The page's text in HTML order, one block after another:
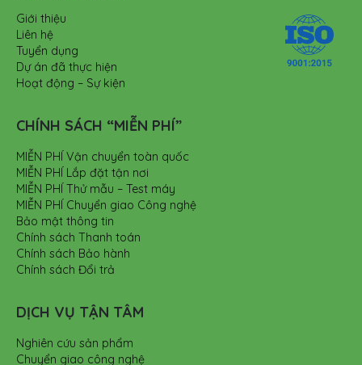
Giới thiệu
Liên hệ
Tuyển dụng
Dự án đã thực hiện
Hoạt động – Sự kiện
CHÍNH SÁCH “MIỄN PHÍ”
MIỄN PHÍ Vận chuyển toàn quốc
MIỄN PHÍ Lắp đặt tận nơi
MIỄN PHÍ Thử mẫu – Test máy
MIỄN PHÍ Chuyển giao Công nghệ
Bảo mật thông tin
Chính sách Thanh toán
Chính sách Bảo hành
Chính sách Đổi trả
DỊCH VỤ TẬN TÂM
Nghiên cứu sản phẩm
Chuyển giao công nghệ